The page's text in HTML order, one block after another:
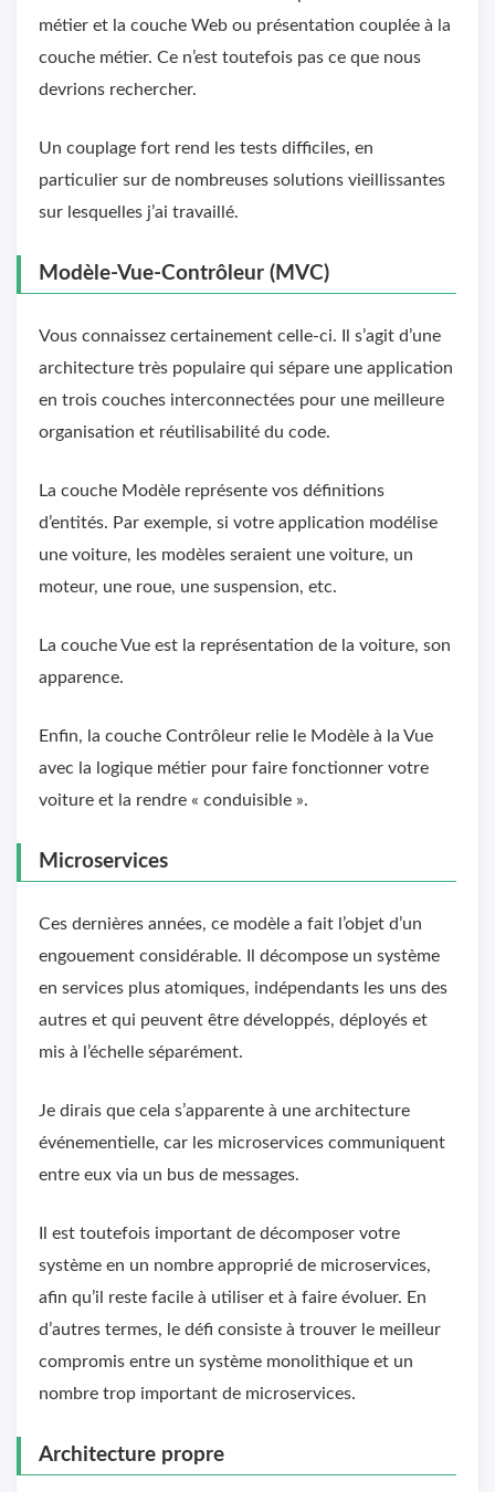
métier et la couche Web ou présentation couplée à la
couche métier. Ce n’est toutefois pas ce que nous
devrions rechercher.
Un couplage fort rend les tests difficiles, en
particulier sur de nombreuses solutions vieillissantes
sur lesquelles j’ai travaillé.
Modèle-Vue-Contrôleur (MVC)
Vous connaissez certainement celle-ci. Il s’agit d’une
architecture très populaire qui sépare une application
en trois couches interconnectées pour une meilleure
organisation et réutilisabilité du code.
La couche Modèle représente vos définitions
d’entités. Par exemple, si votre application modélise
une voiture, les modèles seraient une voiture, un
moteur, une roue, une suspension, etc.
La couche Vue est la représentation de la voiture, son
apparence.
Enfin, la couche Contrôleur relie le Modèle à la Vue
avec la logique métier pour faire fonctionner votre
voiture et la rendre « conduisible ».
Microservices
Ces dernières années, ce modèle a fait l’objet d’un
engouement considérable. Il décompose un système
en services plus atomiques, indépendants les uns des
autres et qui peuvent être développés, déployés et
mis à l’échelle séparément.
Je dirais que cela s’apparente à une architecture
événementielle, car les microservices communiquent
entre eux via un bus de messages.
Il est toutefois important de décomposer votre
système en un nombre approprié de microservices,
afin qu’il reste facile à utiliser et à faire évoluer. En
d’autres termes, le défi consiste à trouver le meilleur
compromis entre un système monolithique et un
nombre trop important de microservices.
Architecture propre